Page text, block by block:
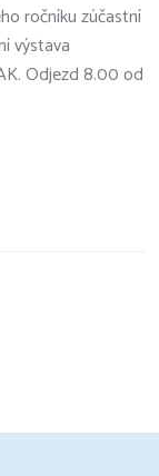
ročníku zúčastní
výstava
Odjezd 8.00 od